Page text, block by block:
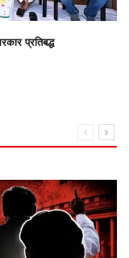
लिए सरकार प्रतिबद्ध